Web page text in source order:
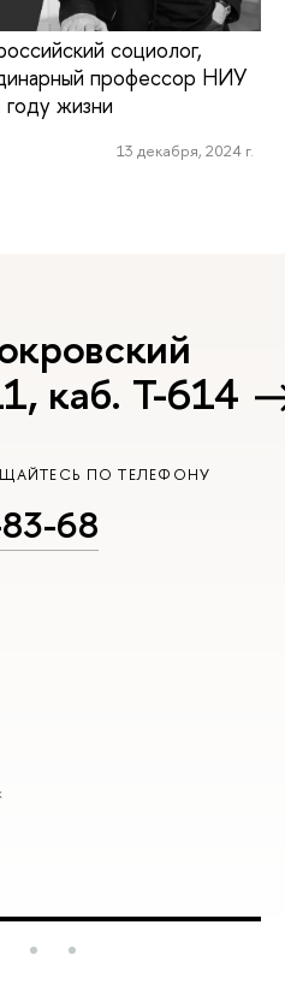
социолог,
профессор НИУ
жизни
13 декабря, 2024 г.
каб. Т-614
ПО ТЕЛЕФОНУ
68